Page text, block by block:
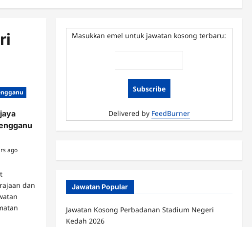
ago
dan
Masukkan emel untuk jawatan kosong terbaru:
Delivered by FeedBurner
Jawatan Popular
Jawatan Kosong Perbadanan Stadium Negeri
Kedah 2026